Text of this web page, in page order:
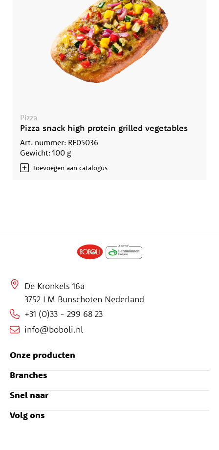
Pizza
Pizza snack high protein grilled vegetables
Art. nummer: RE05036
Gewicht: 100 g
Toevoegen aan catalogus
De Kronkels 16a
3752 LM Bunschoten Nederland
+31 (0)33 - 299 68 23
info@boboli.nl
Onze producten
Branches
Snel naar
Volg ons